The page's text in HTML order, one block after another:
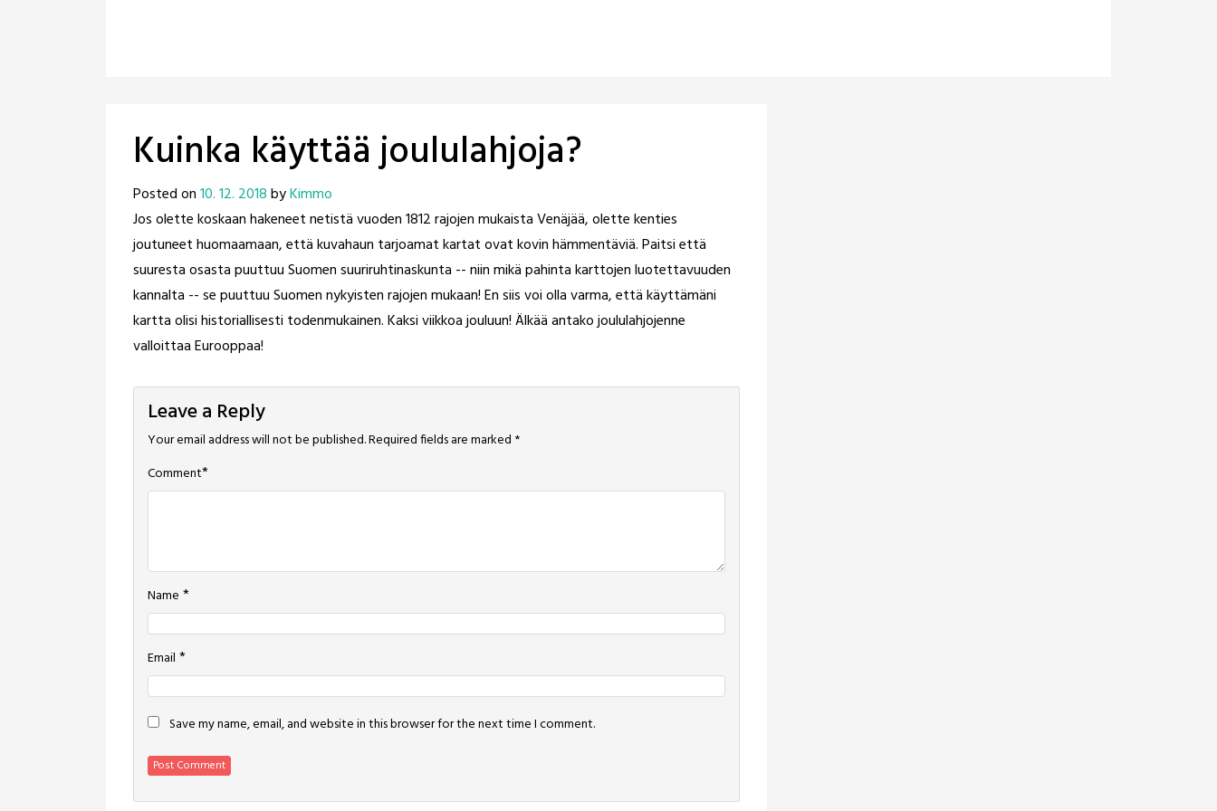
Kuinka käyttää joululahjoja?
Posted on10. 12. 2018byKimmo
Jos olette koskaan hakeneet netistä vuoden 1812 rajojen mukaista Venäjää, olette kenties
joutuneet huomaamaan, että kuvahaun tarjoamat kartat ovat kovin hämmentäviä. Paitsi että
suuresta osasta puuttuu Suomen suuriruhtinaskunta -- niin mikä pahinta karttojen luotettavuuden
kannalta -- se puuttuu Suomen nykyisten rajojen mukaan! En siis voi olla varma, että käyttämäni
kartta olisi historiallisesti todenmukainen. Kaksi viikkoa jouluun! Älkää antako joululahjojenne
valloittaa Eurooppaa!
Leave a Reply
Your email address will not be published.Required fields are marked *
Comment*
Name *
Email *
Save my name, email, and website in this browser for the next time I comment.